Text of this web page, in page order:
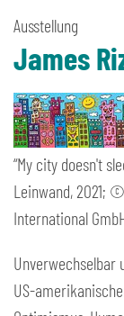
Ausstellung
James
“My city doesn't
Leinwand, 2021;
International
Unverwechselbar
US-